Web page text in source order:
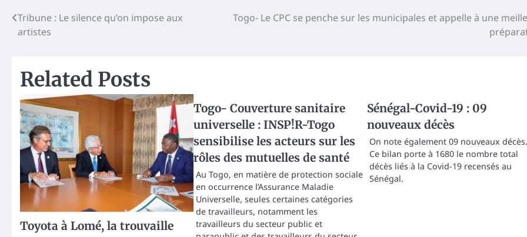
Post
navigation
Tribune : Le silence qu’on impose aux
artistes
Togo- Le CPC se penche sur les municipales et appelle à une
Related Posts
Toyota à Lomé, la trouvaille
Togo- Couverture sanitaire
universelle : INSP!R-Togo
sensibilise les acteurs sur les
rôles des mutuelles de santé
Au Togo, en matière de protection sociale
en occurrence l’Assurance Maladie
Universelle, seules certaines catégories
de travailleurs, notamment les
travailleurs du secteur public et
Sénégal-Covid-19 : 09
nouveaux décès
On note également 09 nouveaux décès.
Ce bilan porte à 1680 le nombre total
décès liés à la Covid-19 recensés au
Sénégal.